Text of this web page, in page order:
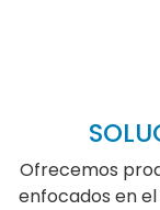
Ofrecemos
enfocados en